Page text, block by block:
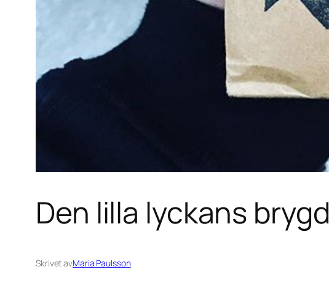
Den lilla lyckans brygd
Skrivet avMaria Paulsson